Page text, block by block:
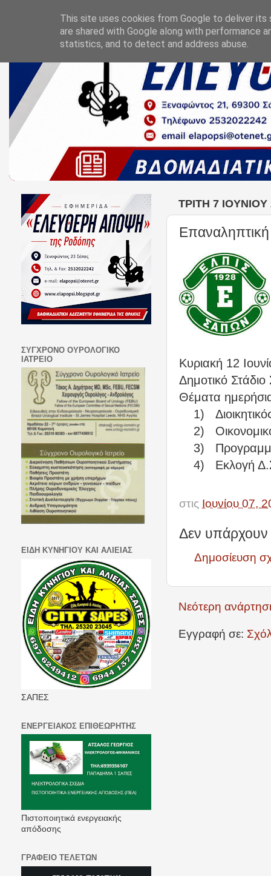
ΤΡΊΤΗ 7 ΙΟΥΝΊΟΥ
Κυριακή 12
Δημοτικό
Θέματα
1)
2)
3)
4)
Εκλογή
στις Ιουνίου 07,
Δεν υπάρχουν
Δημοσίευση
Νεότερη
Εγγραφή σε:
ΣΥΓΧΡΟΝΟ ΟΥΡΟΛΟΓΙΚΟ
ΙΑΤΡΕΙΟ
ΕΙΔΗ ΚΥΝΗΓΙΟΥ ΚΑΙ ΑΛΙΕΙΑΣ
ΣΑΠΕΣ
ΕΝΕΡΓΕΙΑΚΟΣ ΕΠΙΘΕΩΡΗΤΗΣ
Πιστοποιητικά ενεργειακής
απόδοσης
ΓΡΑΦΕΙΟ ΤΕΛΕΤΩΝ
This site uses cookies from Google to deliver its
are shared with Google along with performance
statistics, and to detect and address abuse.